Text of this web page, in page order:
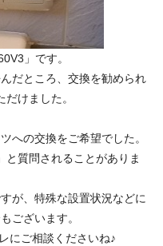
」です。
だところ、交換を勧められ
けました。
への交換をご希望でした。
と質問されることがありま
が、特殊な設置状況などに
ございます。
にご相談くださいね♪